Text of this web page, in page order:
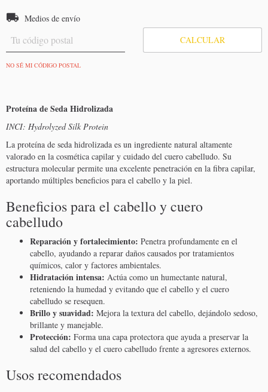
Entregas para el CP:
Medios de envío
CALCULAR
NO SÉ MI CÓDIGO POSTAL
Proteína de Seda Hidrolizada
INCI: Hydrolyzed Silk Protein
La proteína de seda hidrolizada es un ingrediente natural altamente
valorado en la cosmética capilar y cuidado del cuero cabelludo. Su
estructura molecular permite una excelente penetración en la fibra capilar,
aportando múltiples beneficios para el cabello y la piel.
Beneficios para el cabello y cuero
cabelludo
Reparación y fortalecimiento: Penetra profundamente en el
cabello, ayudando a reparar daños causados por tratamientos
químicos, calor y factores ambientales.
Hidratación intensa: Actúa como un humectante natural,
reteniendo la humedad y evitando que el cabello y el cuero
cabelludo se resequen.
Brillo y suavidad: Mejora la textura del cabello, dejándolo sedoso,
brillante y manejable.
Protección: Forma una capa protectora que ayuda a preservar la
salud del cabello y el cuero cabelludo frente a agresores externos.
Usos recomendados